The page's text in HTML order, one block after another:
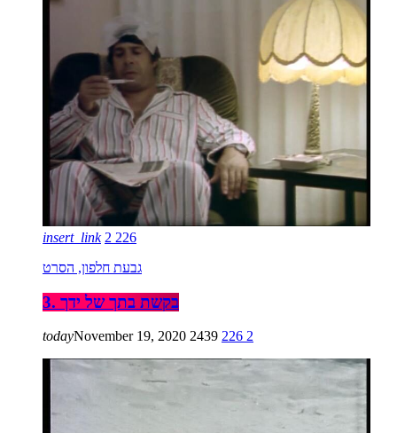
insert_link 2 226
גבעת חלפון, הסרט
3. בקשת בתך של ידך
todayNovember 19, 2020 2439 226 2